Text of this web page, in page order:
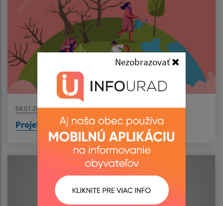
Nezobrazovať
04.07.2026
Projekt: Výsadba zelene v obci Senné